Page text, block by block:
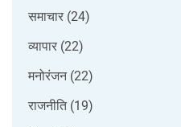
समाचार (24)
व्यापार (22)
मनोरंजन (22)
राजनीति (19)